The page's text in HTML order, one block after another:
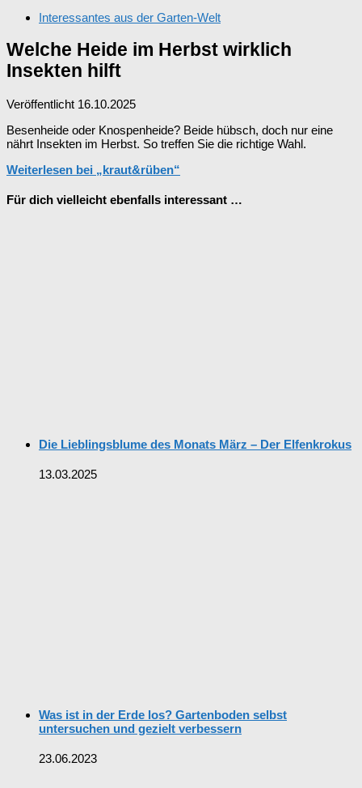
Interessantes aus der Garten-Welt
Welche Heide im Herbst wirklich
Insekten hilft
Veröffentlicht 16.10.2025
Besenheide oder Knospenheide? Beide hübsch, doch nur eine
nährt Insekten im Herbst. So treffen Sie die richtige Wahl.
Weiterlesen bei „kraut&rüben“
Für dich vielleicht ebenfalls interessant …
Die Lieblingsblume des Monats März – Der Elfenkrokus
13.03.2025
Was ist in der Erde los? Gartenboden selbst
untersuchen und gezielt verbessern
23.06.2023